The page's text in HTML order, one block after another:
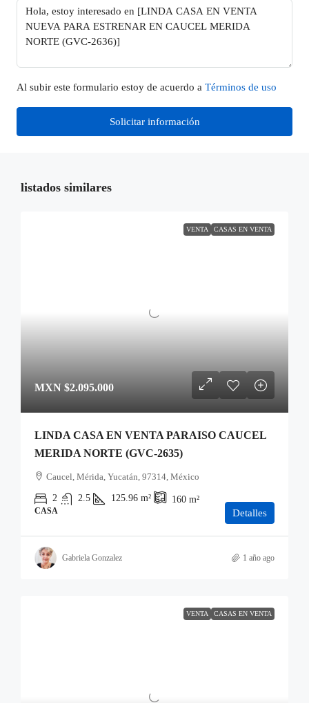
Al subir este formulario estoy de acuerdo a Términos de uso
Solicitar información
listados similares
VENTA CASAS EN VENTA
MXN $2.095.000
LINDA CASA EN VENTA PARAISO CAUCEL
MERIDA NORTE (GVC-2635)
Caucel, Mérida, Yucatán, 97314, México
2 2.5 125.96 m² 160 m²
CASA Detalles
Gabriela Gonzalez 1 año ago
VENTA CASAS EN VENTA